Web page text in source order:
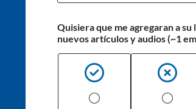
Quisiera que me agregaran a
nuevos artículos y audios (~1